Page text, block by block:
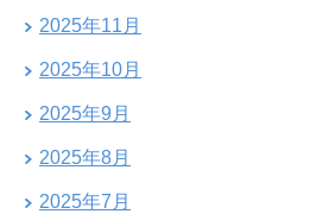
2025年11月
2025年10月
2025年9月
2025年8月
2025年7月